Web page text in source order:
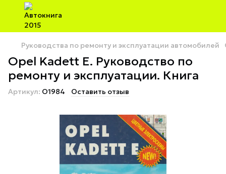
Руководства по ремонту и эксплуатации автомобилей
Opel Kadett Е. Руководство по
ремонту и эксплуатации. Книга
Артикул: O1984 Оставить отзыв